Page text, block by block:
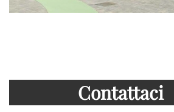
Contattaci